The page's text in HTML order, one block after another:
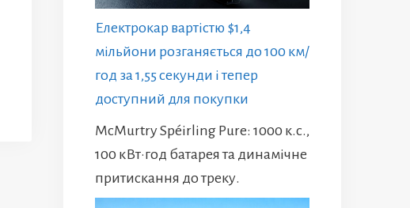
Електрокар вартістю $1,4
мільйони розганяється до 100 км/
год за 1,55 секунди і тепер
доступний для покупки
McMurtry Spéirling Pure: 1000 к.с.,
100 кВт·год батарея та динамічне
притискання до треку.